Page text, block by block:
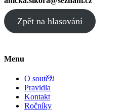
Zpět na hlasování
Menu
O soutěži
Pravidla
Kontakt
Ročníky